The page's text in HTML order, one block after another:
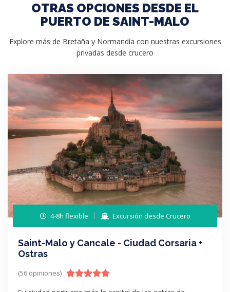
OTRAS OPCIONES DESDE EL
PUERTO DE SAINT-MALO
Explore más de Bretaña y Normandía con nuestras excursiones
privadas desde crucero
4-8h flexible Excursión desde Crucero
Saint-Malo y Cancale - Ciudad Corsaria +
Ostras
(56 opiniones)